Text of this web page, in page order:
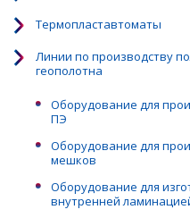
Термопластавтоматы
Линии по производству
геополотна
Оборудование для
ПЭ
Оборудование для
мешков
Оборудование для
внутренней